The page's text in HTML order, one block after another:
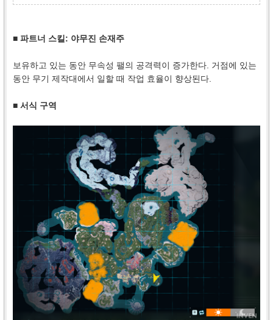
■ 파트너 스킬: 야무진 손재주
보유하고 있는 동안 무속성 팰의 공격력이 증가한다. 거점에 있는
동안 무기 제작대에서 일할 때 작업 효율이 향상된다.
■ 서식 구역